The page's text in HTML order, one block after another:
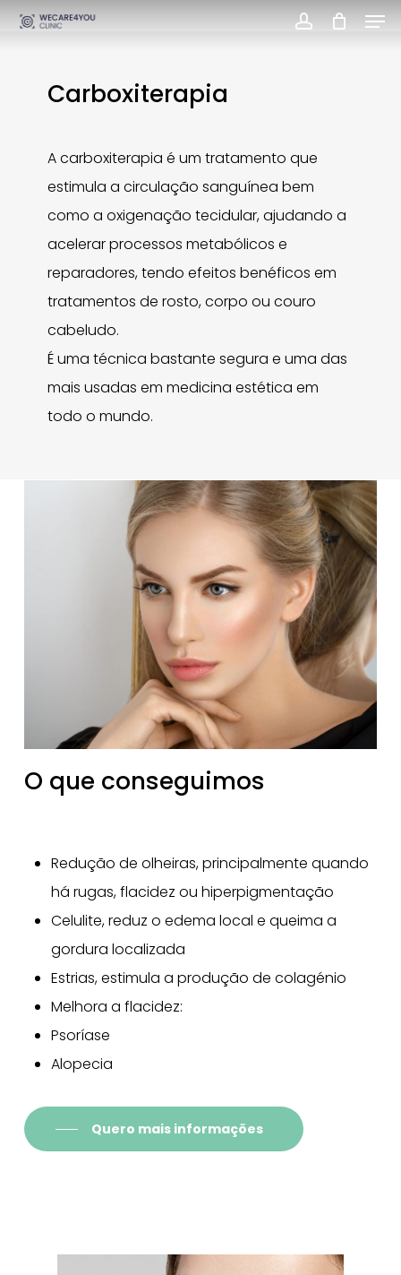
Skip
contentCarboxiterapia
A carboxiterapia é um tratamento que
estimula a circulação sanguínea bem
como a oxigenação tecidular, ajudando a
acelerar processos metabólicos e
reparadores, tendo efeitos benéficos em
tratamentos de rosto, corpo ou couro
cabeludo.
É uma técnica bastante segura e uma das
mais usadas em medicina estética em
todo o mundo.
O que conseguimos
Redução de olheiras, principalmente quando
há rugas, flacidez ou hiperpigmentação
Celulite, reduz o edema local e queima a
gordura localizada
Estrias, estimula a produção de colagénio
Melhora a flacidez:
Psoríase
Alopecia
Quero mais informações